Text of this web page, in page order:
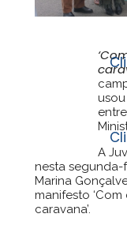
A
nesta segunda-
Marina
manifesto
caravana’.